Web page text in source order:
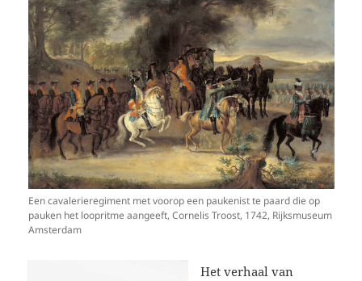
Een cavalerieregiment met voorop een paukenist te paard die op
pauken het loopritme aangeeft, Cornelis Troost, 1742, Rijksmuseum
Amsterdam
Het verhaal van